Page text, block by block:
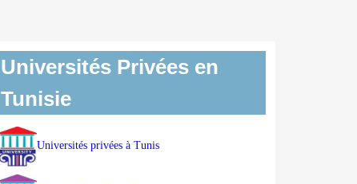
Universités Privées en
Tunisie
Universités privées à Tunis